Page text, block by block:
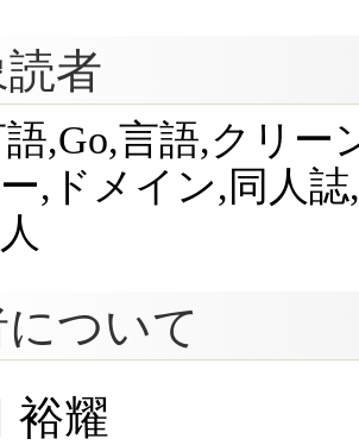
者
語,Go,言語,クリ
,ドメイン,同人
ついて
裕耀